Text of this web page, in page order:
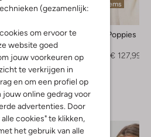
(gezamenlijk:
om ervoor te
website goed
jouw voorkeuren op
te verkrijgen in
en om een profiel op
jouw online gedrag voor
advertenties. Door
cookies" te klikken,
het gebruik van alle
Laatste items
Scarlett Poppies
€ 319,99
€ 127,99